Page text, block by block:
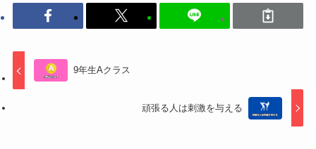
9年生Aクラス
頑張る人は刺激を与える